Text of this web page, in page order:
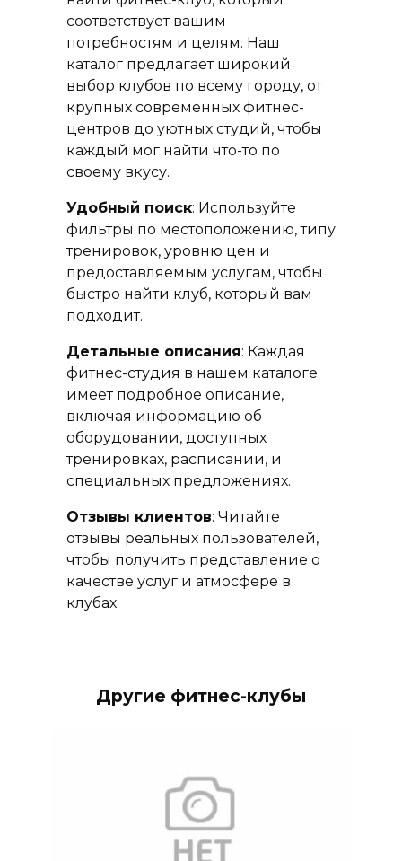
соответствует вашим
потребностям и целям. Наш
каталог предлагает широкий
выбор клубов по всему городу, от
крупных современных фитнес-
центров до уютных студий, чтобы
каждый мог найти что-то по
своему вкусу.
Удобный поиск: Используйте
фильтры по местоположению, типу
тренировок, уровню цен и
предоставляемым услугам, чтобы
быстро найти клуб, который вам
подходит.
Детальные описания: Каждая
фитнес-студия в нашем каталоге
имеет подробное описание,
включая информацию об
оборудовании, доступных
тренировках, расписании, и
специальных предложениях.
Отзывы клиентов: Читайте
отзывы реальных пользователей,
чтобы получить представление о
качестве услуг и атмосфере в
клубах.
Другие фитнес-клубы